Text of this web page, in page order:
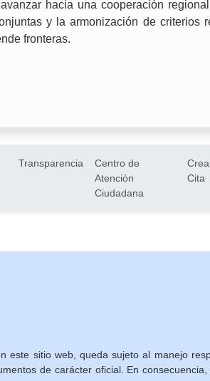
hacia una cooperación
y la armonización de criterios
fronteras.
Transparencia
Centro de
Atención
Ciudadana
Cita
este sitio web, queda sujeto al manejo
de carácter oficial. En